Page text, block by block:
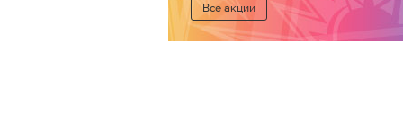
Все акции